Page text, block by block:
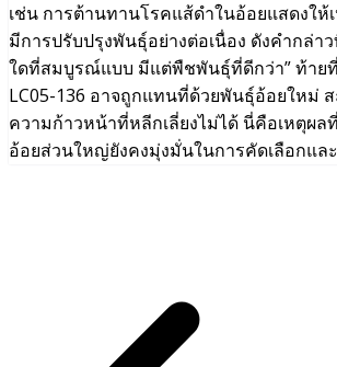
เช่น การต้านทานโรคแส้ดำในอ้อยแสดงให้
มีการปรับปรุงพันธุ์อย่างต่อเนื่อง ดังคำกล่า
ใดที่สมบูรณ์แบบ มีแต่พืชพันธุ์ที่ดีกว่า” ท้าย
LC05-136 อาจถูกแทนที่ด้วยพันธุ์อ้อยใหม่
ความก้าวหน้าที่หลีกเลี่ยงไม่ได้ นี่คือเหตุผ
อ้อยส่วนใหญ่ยังคงมุ่งมั่นในการคัดเลือกแล